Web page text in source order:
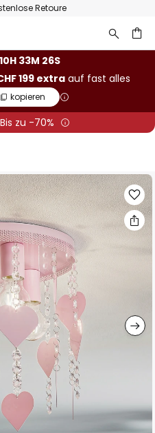
Retoure
33M 25S
199 extra auf fast alles
kopieren
zu -70%